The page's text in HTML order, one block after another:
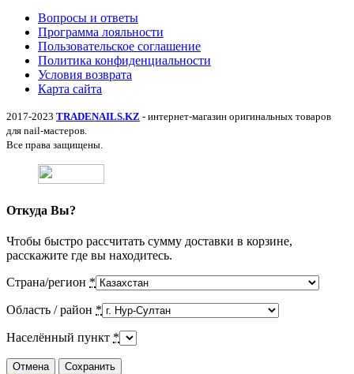
Вопросы и ответы
Программа лояльности
Пользовательское соглашение
Политика конфиденциальности
Условия возврата
Карта сайта
2017-2023 TRADENAILS.KZ - интернет-магазин оригинальных товаров
для nail-мастеров.
Все права защищены.
Откуда Вы?
Чтобы быстро рассчитать сумму доставки в корзине,
расскажите где вы находитесь.
Страна/регион *
Область / район *
Населённый пункт *
Отмена Сохранить